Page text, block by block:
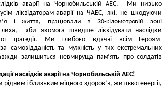
аварії на Чорнобильській АЕС. Ми низько
ліквідаторам аварії на ЧАЕС, які, не шкодуючи
і життя, працювали в 30-кілометровій зоні
лиха, аби якомога швидше ліквідувати наслідки
трагедії. Ми глибоко вдячні всім Героям-
за самовідданість та мужність у тих екстремальних
залишиться невмируща пам’ять про солдатів
наслідків аварії на Чорнобильській АЕС!
і близьким міцного здоров’я, життєвої енергії,